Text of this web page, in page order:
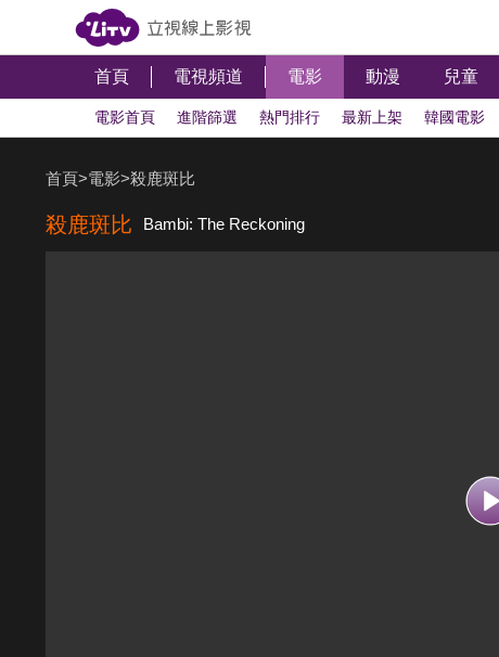
首頁 電視頻道 電影 動漫 兒童
電影首頁 進階篩選 熱門排行 最新上架 韓國電影
單片租借 即將下架 深夜影院
首頁>電影>殺鹿斑比
殺鹿斑比 Bambi: The Reckoning